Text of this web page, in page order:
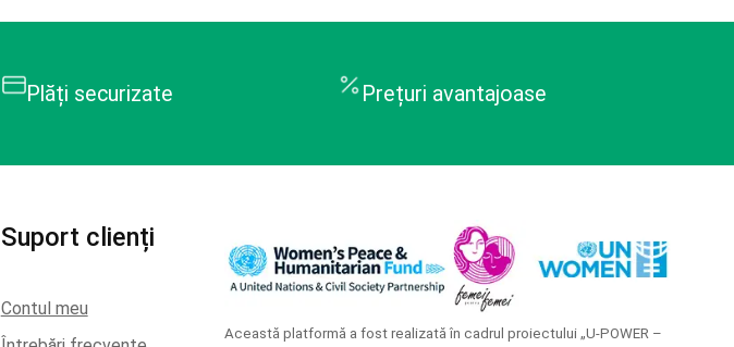
Plăți securizate Prețuri avantajoase
Suport clienți
Contul meu
Această platformă a fost realizată în cadrul proiectului „U-POWER –